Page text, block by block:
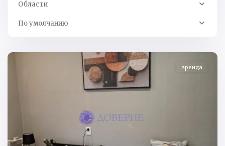
Области
По умолчанию
Кингисеппский
р-
аренда